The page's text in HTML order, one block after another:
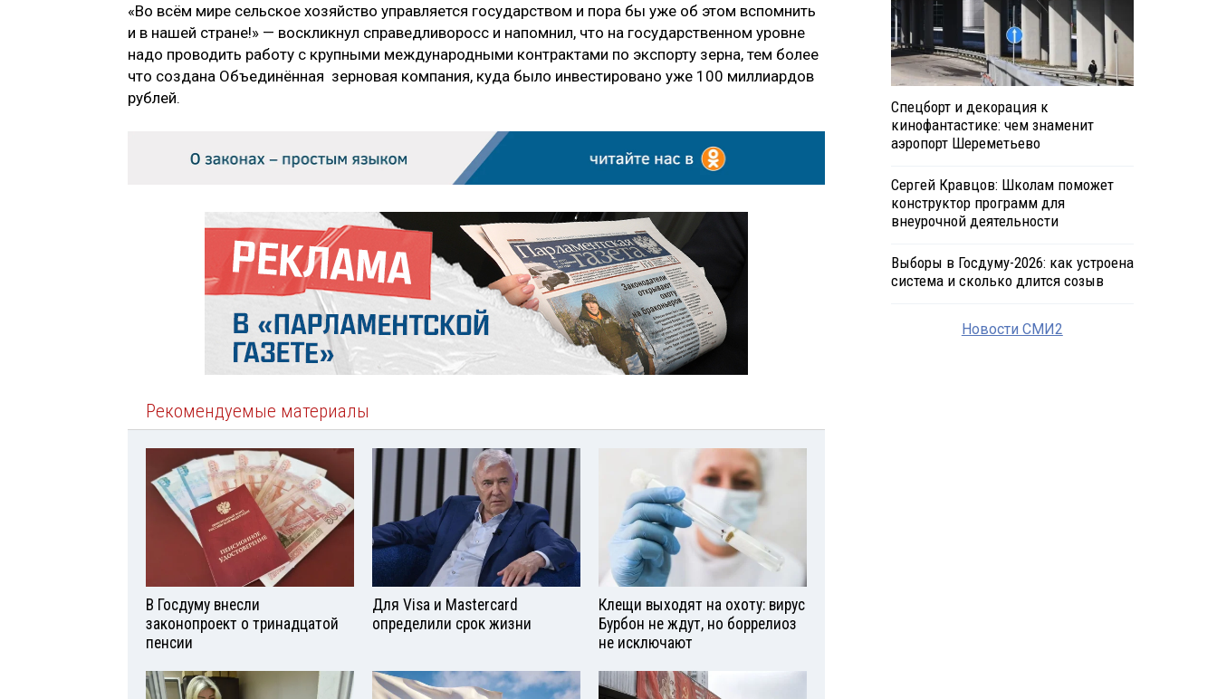
«Во всём мире сельское хозяйство управляется государством и пора бы уже об этом вспомнить
и в нашей стране!» — воскликнул справедливоросс и напомнил, что на государственном уровне
надо проводить работу с крупными международными контрактами по экспорту зерна, тем более
что создана Объединённая зерновая компания, куда было инвестировано уже 100 миллиардов
рублей.
Рекомендуемые материалы
В Госдуму внесли
законопроект о тринадцатой
пенсии
Для Visа и Mastercard
определили срок жизни
Клещи выходят на охоту: вирус
Бурбон не ждут, но боррелиоз
не исключают
Спецборт и декорация к
кинофантастике: чем знаменит
аэропорт Шереметьево
Сергей Кравцов: Школам поможет
конструктор программ для
внеурочной деятельности
Выборы в Госдуму-2026: как устроена
система и сколько длится созыв
Новости СМИ2